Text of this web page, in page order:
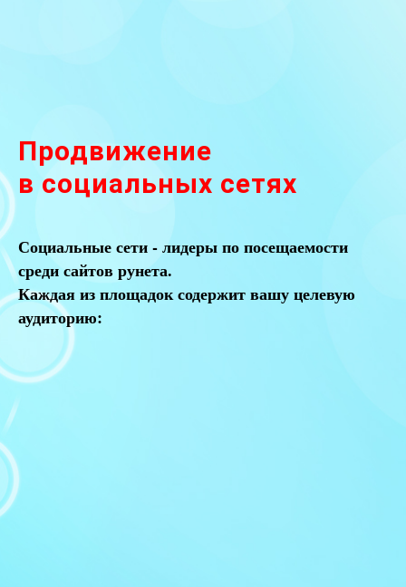
Продвижение
в социальных сетях
Социальные сети - лидеры по посещаемости
среди сайтов рунета.
Каждая из площадок содержит вашу целевую
аудиторию: